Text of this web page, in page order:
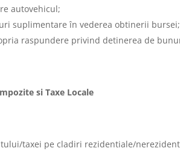
autovehicul;
suplimentare în vederea obtinerii bursei;
raspundere privind detinerea de
si Taxe Locale
taxei pe cladiri rezidentiale/